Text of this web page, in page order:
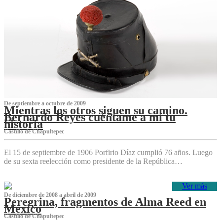
De septiembre a octubre de 2009
Mientras los otros siguen su camino.
Bernardo Reyes cuéntame a mí tu
historia
Castillo de Chapultepec
El 15 de septiembre de 1906 Porfirio Díaz cumplió 76 años. Luego
de su sexta reelección como presidente de la República…
Ver más
De diciembre de 2008 a abril de 2009
Peregrina, fragmentos de Alma Reed en
México
Castillo de Chapultepec